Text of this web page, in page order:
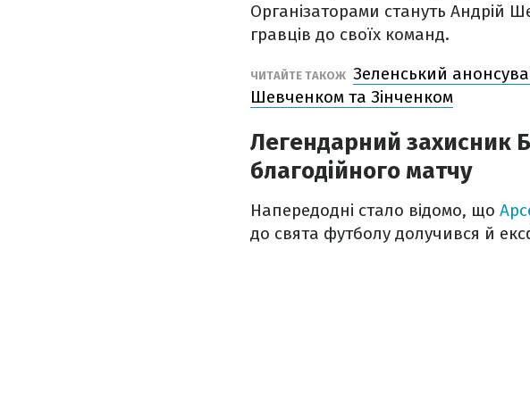
Організаторами стануть Андрій
гравців до своїх команд.
ЧИТАЙТЕ ТАКОЖ Зеленський
Шевченком та Зінченком
Легендарний захисник
благодійного матчу
Напередодні стало відомо, що
до свята футболу долучився й